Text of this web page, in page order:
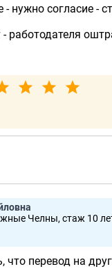
нужно согласие -
работодателя
Челны, стаж 10
перевод на